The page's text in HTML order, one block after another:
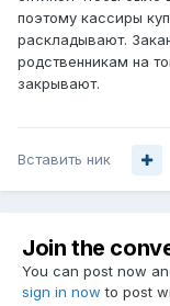
поэтому кассиры
раскладывают.
родственникам на
закрывают.
Вставить ник
Join the
You can post now
sign in now to post